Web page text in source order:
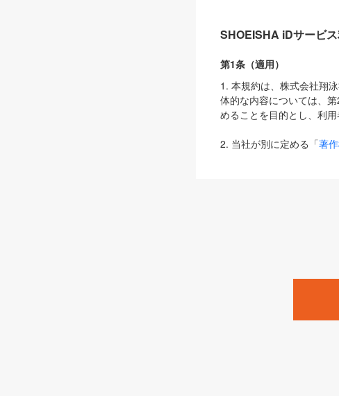
SHOEISHA iDサービ
第1条（適用）
1. 本規約は、株式会社翔
体的な内容については、
めることを目的とし、利
2. 当社が別に定める「著
は、本規約の規定が優先
1. 「本サービス」とは、
みます）及びこれらサー
「SEBook」「SEShop